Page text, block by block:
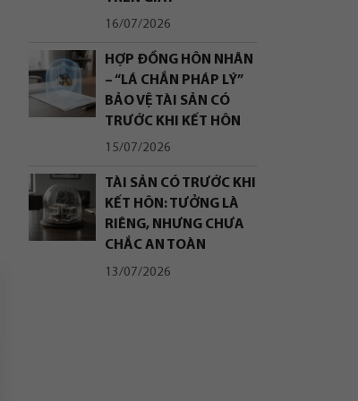
16/07/2026
HỢP ĐỒNG HÔN NHÂN
– “LÁ CHẮN PHÁP LÝ”
BẢO VỆ TÀI SẢN CÓ
TRƯỚC KHI KẾT HÔN
15/07/2026
TÀI SẢN CÓ TRƯỚC KHI
KẾT HÔN: TƯỞNG LÀ
RIÊNG, NHƯNG CHƯA
CHẮC AN TOÀN
13/07/2026